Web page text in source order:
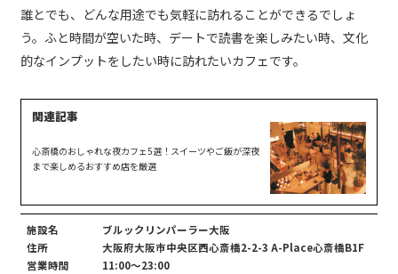
誰とでも、どんな用途でも気軽に訪れることができるでしょ
う。ふと時間が空いた時、デートで読書を楽しみたい時、文化
的なインプットをしたい時に訪れたいカフェです。
心斎橋のおしゃれな夜カフェ5選！スイーツやご飯が深夜
まで楽しめるおすすめ店を厳選
施設名
ブルックリンパーラー大阪
住所
大阪府大阪市中央区西心斎橋2-2-3 A-Place心斎橋B1F
営業時間
11:00〜23:00